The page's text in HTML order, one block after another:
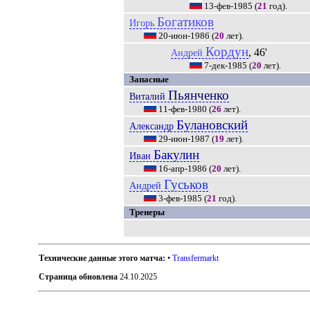
13-фев-1985 (21 год).
Игорь Богатиков
20-июн-1986 (20 лет).
Андрей Кордун, 46'
7-дек-1985 (20 лет).
Запасные
Виталий Пьянченко
11-фев-1980 (26 лет).
Александр Булановский
29-июн-1987 (19 лет).
Иван Бакулин
16-апр-1986 (20 лет).
Андрей Гуськов
3-фев-1985 (21 год).
Тренеры
Технические данные этого матча: •Transfermarkt
Страница обновлена 24.10.2025